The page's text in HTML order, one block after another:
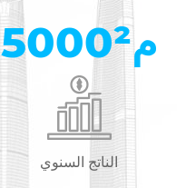
5000 م²
الناتج السنوي